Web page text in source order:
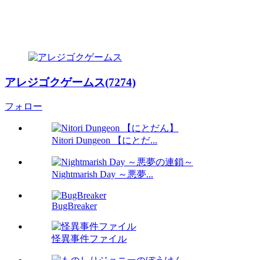
アレジゴクゲームス(7274)
フォロー
Nitori Dungeon 【にとだ...
Nightmarish Day ～悪夢...
BugBreaker
怪異事件ファイル